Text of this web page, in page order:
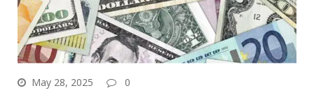
May 28, 2025 0